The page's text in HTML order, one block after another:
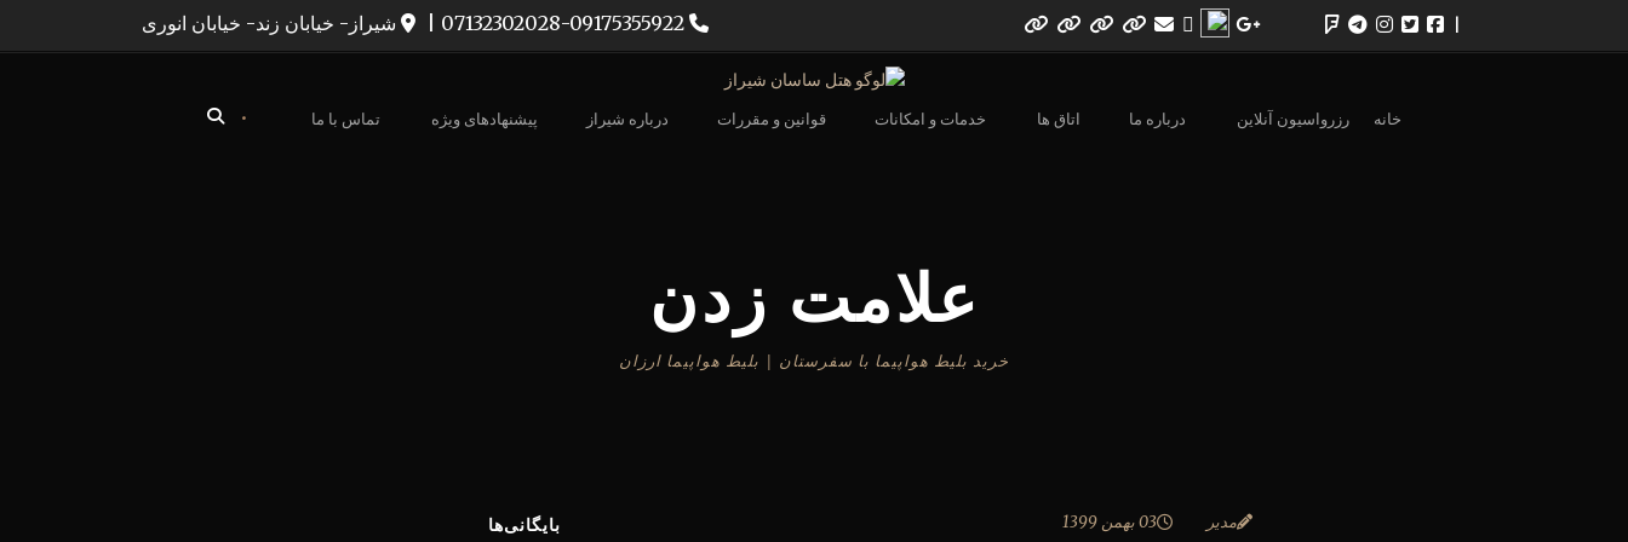
شیراز- خیابان زند- خیابان انوری
خانه رزرواسیون آنلاین درباره ما اتاق ها خدمات و امکانات قوانین و مقررات درباره شیراز پیشنهادهای ویژه تماس با ما •
علامت زدن
خرید بلیط هواپیما با سفرستان | بلیط هواپیما ارزان
03 بهمن 1399 مدیر بایگانی‌ها